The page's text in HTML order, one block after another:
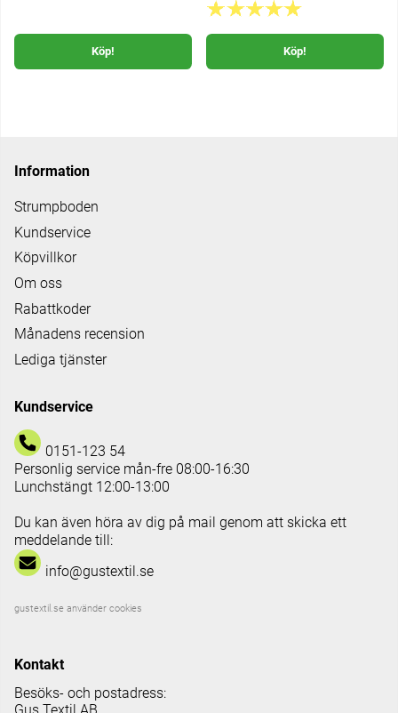
Köp! Köp!
Information
Strumpboden
Kundservice
Köpvillkor
Om oss
Rabattkoder
Månadens recension
Lediga tjänster
Kundservice
0151-123 54
Personlig service mån-fre 08:00-16:30
Lunchstängt 12:00-13:00
Du kan även höra av dig på mail genom att skicka ett
meddelande till:
info@gustextil.se
gustextil.se använder cookies
Kontakt
Besöks- och postadress: